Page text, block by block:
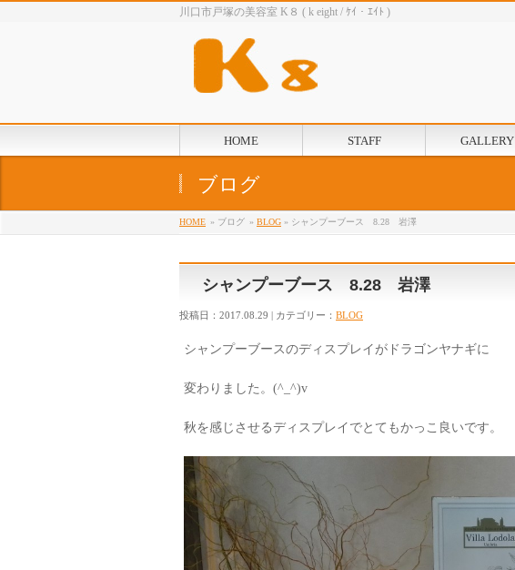
川口市戸塚の美容室 K８ ( k eight / ｹｲ・ｴｲﾄ )
HOME STAFF GALLERY
ブログ
HOME » ブログ » BLOG » シャンプーブース 8.28 岩澤
シャンプーブース 8.28 岩澤
投稿日：2017.08.29 | カテゴリー： BLOG
シャンプーブースのディスプレイがドラゴンヤナギに
変わりました。(^_^)v
秋を感じさせるディスプレイでとてもかっこ良いです。